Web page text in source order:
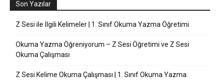
Son Yazılar
Z Sesi ile İlgili Kelimeler | 1. Sınıf Okuma Yazma Öğretimi
Okuma Yazma Öğreniyorum – Z Sesi Öğretimi ve Z Sesi
Okuma Çalışması
Z Sesi Kelime Okuma Çalışması | 1. Sınıf Okuma Yazma